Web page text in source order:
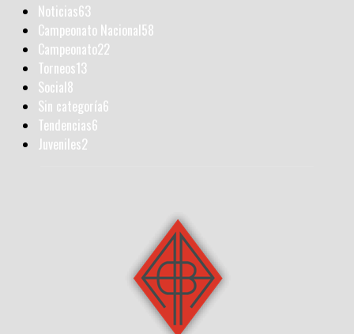
Noticias63
Campeonato Nacional58
Campeonato22
Torneos13
Social8
Sin categoría6
Tendencias6
Juveniles2